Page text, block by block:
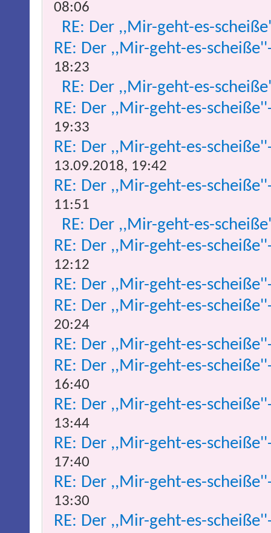
08:06
RE: Der ,,Mir-geht-es-
RE: Der ,,Mir-geht-es-
18:23
RE: Der ,,Mir-geht-es-
RE: Der ,,Mir-geht-es-
19:33
RE: Der ,,Mir-geht-es-
13.09.2018, 19:42
RE: Der ,,Mir-geht-es-
11:51
RE: Der ,,Mir-geht-es-
RE: Der ,,Mir-geht-es-
12:12
RE: Der ,,Mir-geht-es-
RE: Der ,,Mir-geht-es-
20:24
RE: Der ,,Mir-geht-es-
RE: Der ,,Mir-geht-es-
16:40
RE: Der ,,Mir-geht-es-
13:44
RE: Der ,,Mir-geht-es-
17:40
RE: Der ,,Mir-geht-es-
13:30
RE: Der ,,Mir-geht-es-